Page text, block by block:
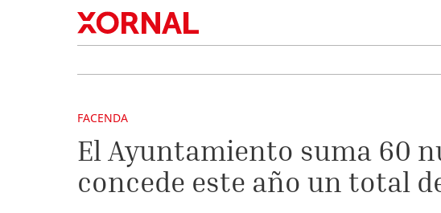
FACENDA
El Ayuntamiento suma 60
concede este año un total